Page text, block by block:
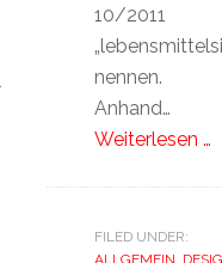
10/2011
nennen.
Anhand…
Weiterlesen …
FILED UNDER: